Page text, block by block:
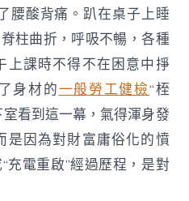
腰酸背痛。趴在桌子上睡
柱曲折，呼吸不暢，各種
上課時不得不在困意中掙
身材的一般勞工健檢“桎
看到這一幕，氣得渾身發
是因為對財富庸俗化的憤
充電重啟”經過歷程，是對